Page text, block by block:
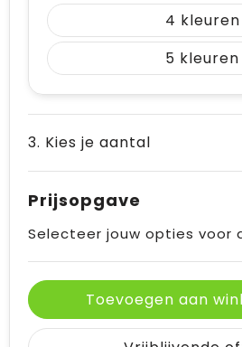
4
5
3. Kies je aantal
Prijsopgave
Selecteer jouw opties voor
Toevoegen aan